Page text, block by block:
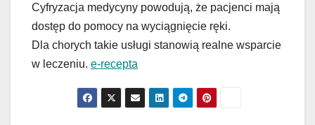
Cyfryzacja medycyny powodują, że pacjenci mają
dostęp do pomocy na wyciągnięcie ręki.
Dla chorych takie usługi stanowią realne wsparcie
w leczeniu. e-recepta